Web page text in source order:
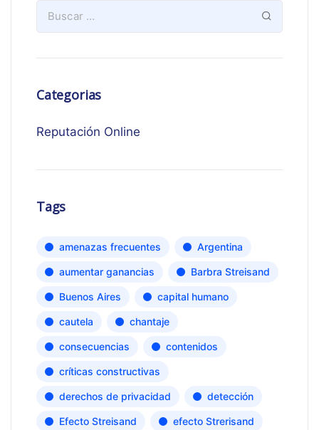
Categorias
Reputación Online
Tags
amenazas frecuentes Argentina
aumentar ganancias Barbra Streisand
Buenos Aires capital humano
cautela chantaje
consecuencias contenidos
críticas constructivas
derechos de privacidad detección
Efecto Streisand efecto Strerisand